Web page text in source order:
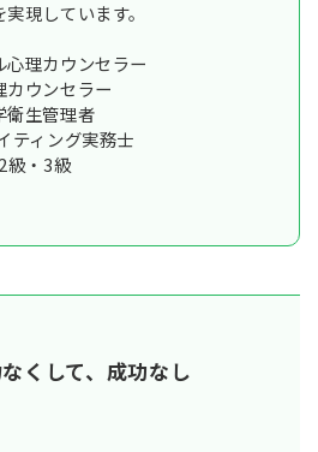
現しています。
心理カウンセラー
カウンセラー
衛生管理者
ティング実務士
級・3級
くして、成功なし